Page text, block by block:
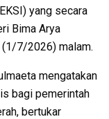
yang secara
Bima Arya
(1/7/2026) malam.
mengatakan
bagi pemerintah
bertukar